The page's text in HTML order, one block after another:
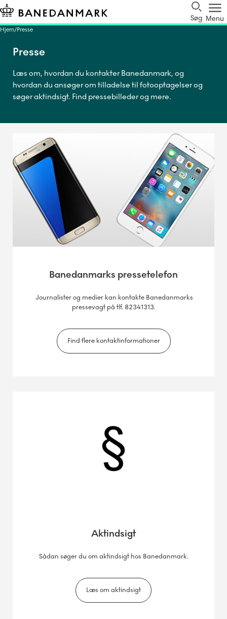
Søg Menu
Hjem Presse
Presse
Læs om, hvordan du kontakter Banedanmark, og
hvordan du ansøger om tilladelse til fotooptagelser og
søger aktindsigt. Find pressebilleder og mere.
Banedanmarks pressetelefon
Journalister og medier kan kontakte Banedanmarks
pressevagt på tlf. 82341313.
Find flere kontaktinformationer
Aktindsigt
Sådan søger du om aktindsigt hos Banedanmark.
Læs om aktindsigt